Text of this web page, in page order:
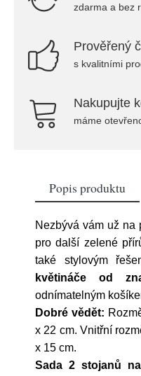
zdarma a bez
Prověřený
s kvalitními
Nakupujte
máme
Popis produktu
Nezbývá vám už na
pro další zelené
také stylovým
květináče od
odnímatelným
Dobré vědět:
x 22 cm. Vnitřní
x 15 cm.
Sada 2 stojanů